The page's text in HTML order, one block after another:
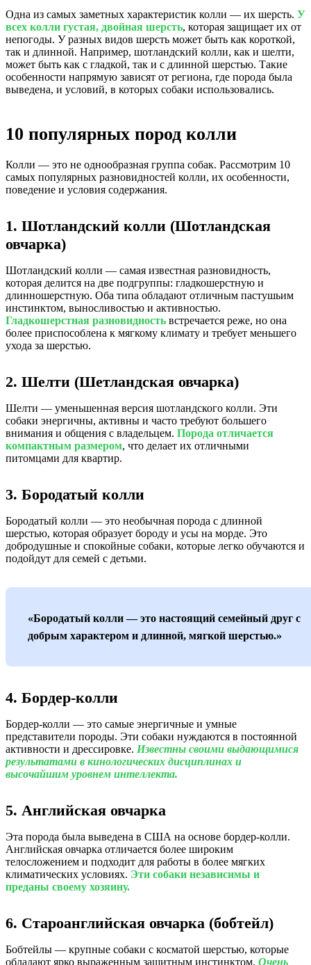
Одна из самых заметных характеристик колли — их шерсть. У
всех колли густая, двойная шерсть, которая защищает их от
непогоды. У разных видов шерсть может быть как короткой,
так и длинной. Например, шотландский колли, как и шелти,
может быть как с гладкой, так и с длинной шерстью. Такие
особенности напрямую зависят от региона, где порода была
выведена, и условий, в которых собаки использовались.
10 популярных пород колли
Колли — это не однообразная группа собак. Рассмотрим 10
самых популярных разновидностей колли, их особенности,
поведение и условия содержания.
1. Шотландский колли (Шотландская
овчарка)
Шотландский колли — самая известная разновидность,
которая делится на две подгруппы: гладкошерстную и
длинношерстную. Оба типа обладают отличным пастушьим
инстинктом, выносливостью и активностью.
Гладкошерстная разновидность встречается реже, но она
более приспособлена к мягкому климату и требует меньшего
ухода за шерстью.
2. Шелти (Шетландская овчарка)
Шелти — уменьшенная версия шотландского колли. Эти
собаки энергичны, активны и часто требуют большего
внимания и общения с владельцем. Порода отличается
компактным размером, что делает их отличными
питомцами для квартир.
3. Бородатый колли
Бородатый колли — это необычная порода с длинной
шерстью, которая образует бороду и усы на морде. Это
добродушные и спокойные собаки, которые легко обучаются и
подойдут для семей с детьми.
«Бородатый колли — это настоящий семейный друг с
добрым характером и длинной, мягкой шерстью.»
4. Бордер-колли
Бордер-колли — это самые энергичные и умные
представители породы. Эти собаки нуждаются в постоянной
активности и дрессировке. Известны своими выдающимися
результатами в кинологических дисциплинах и
высочайшим уровнем интеллекта.
5. Английская овчарка
Эта порода была выведена в США на основе бордер-колли.
Английская овчарка отличается более широким
телосложением и подходит для работы в более мягких
климатических условиях. Эти собаки независимы и
преданы своему хозяину.
6. Староанглийская овчарка (бобтейл)
Бобтейлы — крупные собаки с косматой шерстью, которые
обладают ярко выраженным защитным инстинктом. Очень